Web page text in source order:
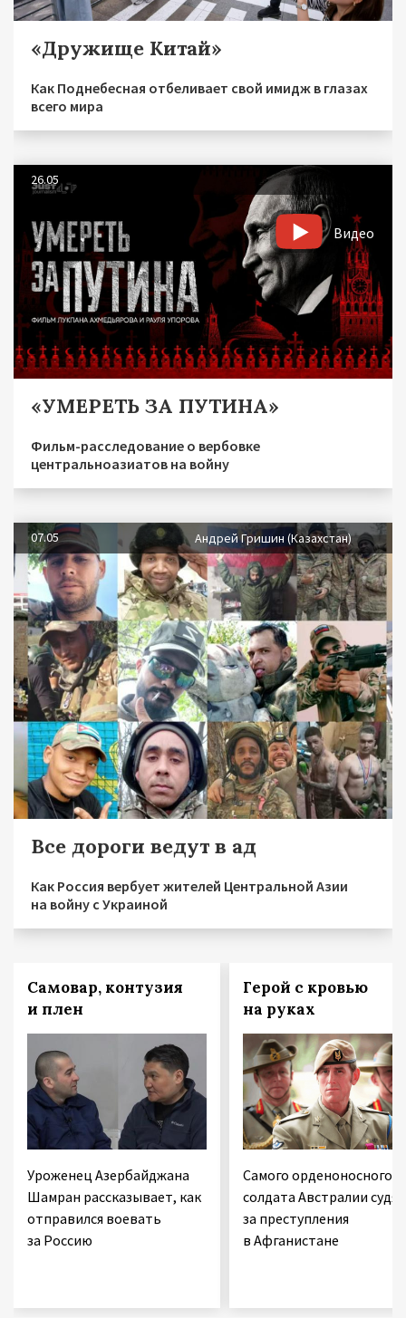
«Дружище Китай»
Как Поднебесная отбеливает свой имидж в глазах
всего мира
26.05
Видео
«УМЕРЕТЬ ЗА ПУТИНА»
Фильм-расследование о вербовке
центральноазиатов на войну
07.05 Андрей Гришин (Казахстан)
Все дороги ведут в ад
Как Россия вербует жителей Центральной Азии
на войну с Украиной
Самовар, контузия
и плен
Уроженец Азербайджана
Шамран рассказывает, как
отправился воевать
за Россию
Герой с кровью
на руках
Самого орденоносного
солдата Австралии судят
за преступления
в Афганистане